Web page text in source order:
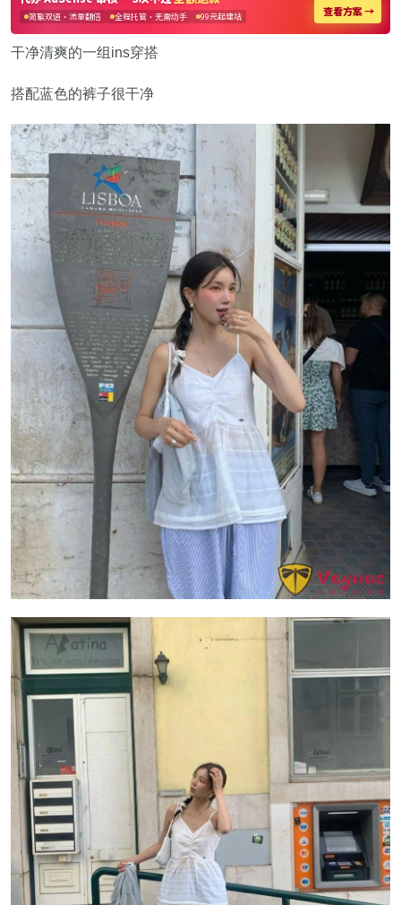
干净清爽的一组ins穿搭
搭配蓝色的裤子很干净